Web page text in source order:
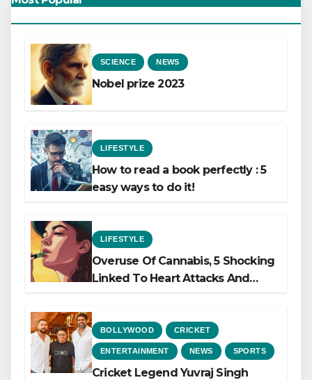
SCIENCE NEWS
Nobel prize 2023
LIFESTYLE
How to read a book perfectly : 5
easy ways to do it!
LIFESTYLE
Overuse Of Cannabis, 5 Shocking
Linked To Heart Attacks And
BOLLYWOOD CRICKET
ENTERTAINMENT NEWS SPORTS
Cricket Legend Yuvraj Singh